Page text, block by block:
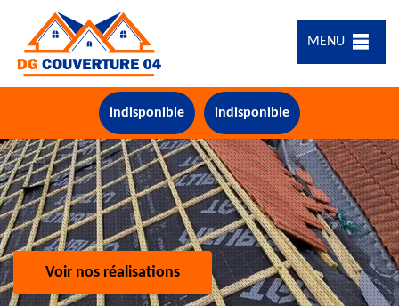
MENU
indisponible indisponible
Voir nos réalisations